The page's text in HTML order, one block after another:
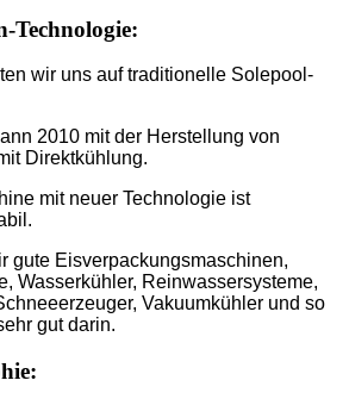
Technologie:
wir uns auf traditionelle Solepool-
2010 mit der Herstellung von
Direktkühlung.
mit neuer Technologie ist
gute Eisverpackungsmaschinen,
Wasserkühler, Reinwassersysteme,
Vakuumkühler und so
gut darin.